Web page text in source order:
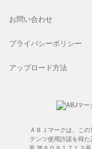
お問い合わせ
プライバシーポリシー
アップロード方法
ＡＢＪマークは、こ
テンツ使用許諾を得